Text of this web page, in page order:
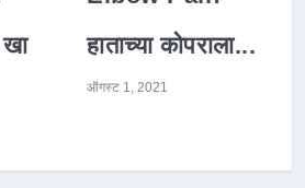
हाताच्या कोपराला...
ऑगस्ट 1, 2021